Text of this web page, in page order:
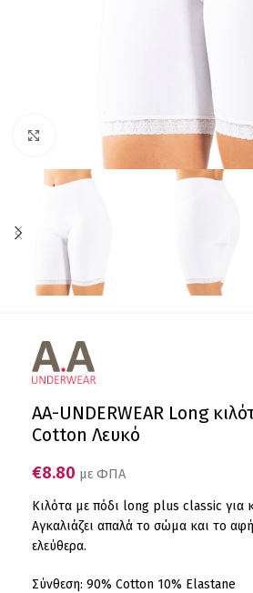
Click to enlarge
AA-UNDERWEAR Long
Cotton Λευκό
€8.80 με ΦΠΑ
Κιλότα με πόδι long plus classic για
Αγκαλιάζει απαλά το σώμα και το
ελεύθερα.
Σύνθεση: 90% Cotton 10% Εlastane